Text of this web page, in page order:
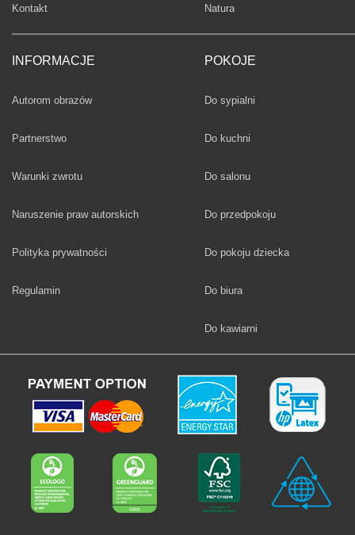
Kontakt
INFORMACJE
Autorom obrazów
Partnerstwo
Warunki zwrotu
Naruszenie praw autorskich
Polityka prywatności
Regulamin
Fototapety
Natura
POKOJE
Fototapety
Do sypialni
Fototapety
Do kuchni
Fototapety
Do salonu
Fototapety
Do przedpokoju
Fototapety
Do pokoju dziecka
Fototapety
Do biura
Fototapety
Do kawiarni